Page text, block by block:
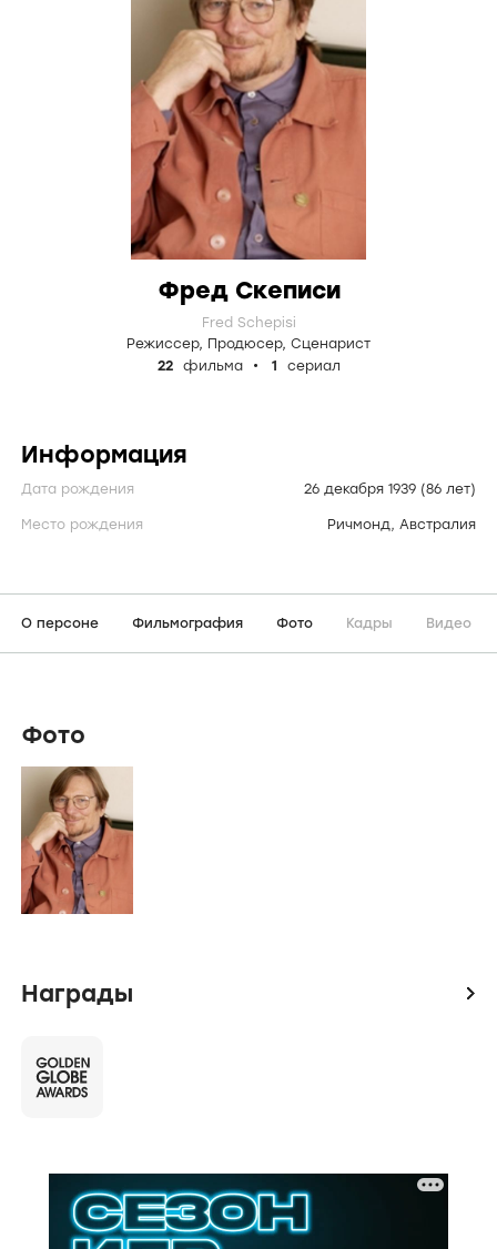
Фред Скеписи
Fred Schepisi
Режиссер, Продюсер, Сценарист
22
фильма 1 сериал
Информация
Дата рождения 26 декабря 1939 (86 лет)
Место рождения Ричмонд, Австралия
О персоне Фильмография Фото Кадры Видео
Фото
Награды icon